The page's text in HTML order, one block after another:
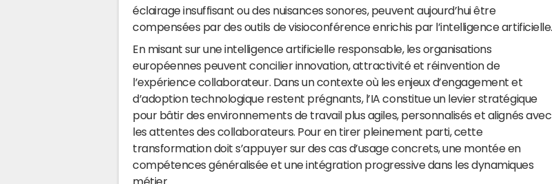
éclairage insuffisant ou des nuisances sonores, peuvent aujourd’hui être
compensées par des outils de visioconférence enrichis par l’intelligence artificielle.
En misant sur une intelligence artificielle responsable, les organisations
européennes peuvent concilier innovation, attractivité et réinvention de
l’expérience collaborateur. Dans un contexte où les enjeux d’engagement et
d’adoption technologique restent prégnants, l’IA constitue un levier stratégique
pour bâtir des environnements de travail plus agiles, personnalisés et alignés avec
les attentes des collaborateurs. Pour en tirer pleinement parti, cette
transformation doit s’appuyer sur des cas d’usage concrets, une montée en
compétences généralisée et une intégration progressive dans les dynamiques
métier.